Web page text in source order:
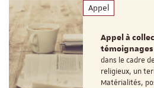
Appel
Appel à
dans le cadre
religieux, un
Matérialités,